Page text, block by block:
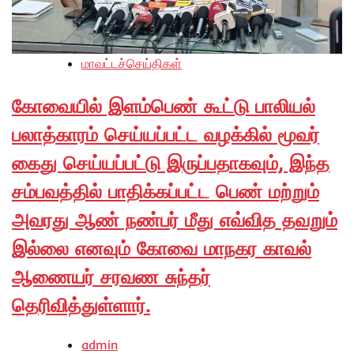
மாவட்டச்செய்திகள்
கோவையில் இளம்பெண் கூட்டு பாலியல்
பலாத்காரம் செய்யப்பட்ட வழக்கில் மூவர்
கைது செய்யப்பட்டு இருப்பதாகவும், இந்த
சம்பவத்தில் பாதிக்கப்பட்ட பெண் மற்றும்
அவரது ஆண் நண்பர் மீது எவ்வித தவறும்
இல்லை எனவும் கோவை மாநகர காவல்
ஆணையர் சரவண சுந்தர்
தெரிவித்துள்ளார்.
admin